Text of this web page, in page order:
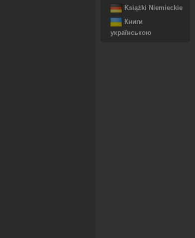
Książki Niemieckie
Книги
українською